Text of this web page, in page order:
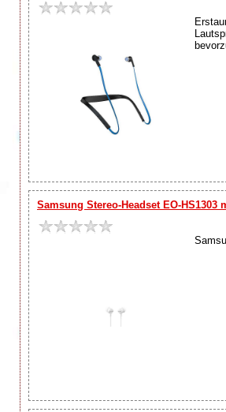
Samsung Stereo-Headset EO-